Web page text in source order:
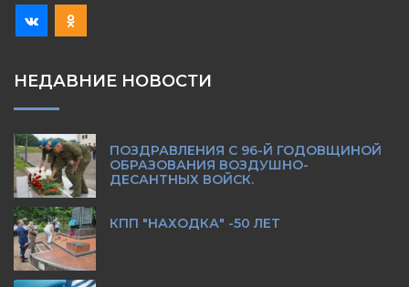
НЕДАВНИЕ НОВОСТИ
ПОЗДРАВЛЕНИЯ С 96-Й ГОДОВЩИНОЙ
ОБРАЗОВАНИЯ ВОЗДУШНО-
ДЕСАНТНЫХ ВОЙСК.
КПП "НАХОДКА" -50 ЛЕТ